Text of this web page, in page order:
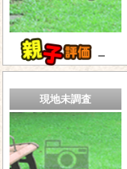
－
現地未調査